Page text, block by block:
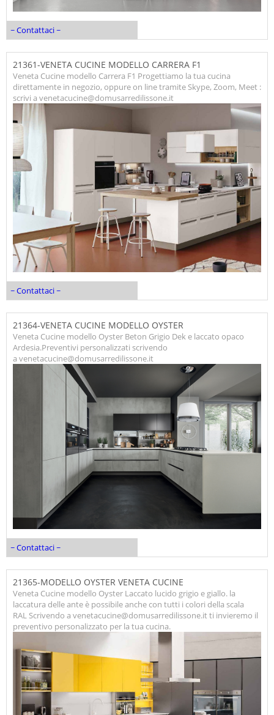
~ Contattaci ~
21361-VENETA CUCINE MODELLO CARRERA F1
Veneta Cucine modello Carrera F1 Progettiamo la tua cucina
direttamente in negozio, oppure on line tramite Skype, Zoom, Meet :
scrivi a venetacucine@domusarredilissone.it
~ Contattaci ~
21364-VENETA CUCINE MODELLO OYSTER
Veneta Cucine modello Oyster Beton Grigio Dek e laccato opaco
Ardesia.Preventivi personalizzati scrivendo
a venetacucine@domusarredilissone.it
~ Contattaci ~
21365-MODELLO OYSTER VENETA CUCINE
Veneta Cucine modello Oyster Laccato lucido grigio e giallo. la
laccatura delle ante è possibile anche con tutti i colori della scala
RAL Scrivendo a venetacucine@domusarredilissone.it ti invieremo il
preventivo personalizzato per la tua cucina.